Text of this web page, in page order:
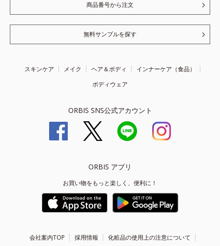
商品番号から注文
無料サンプルを探す
スキンケア メイク ヘア＆ボディ
インナーケア（食品）
ボディウェア
ORBIS SNS公式アカウント
ORBIS アプリ
お買い物をもっと楽しく、便利に！
会社案内TOP 採用情報 化粧品の使用上の注意について